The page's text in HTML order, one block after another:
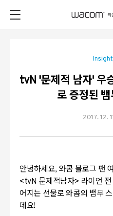
tvN '문제적 남자' 우
로 증정된
2017. 12.
안녕하세요, 와콤 블로그 팬
<tvN 문제적남자> 라이언
어지는 선물로 와콤의 뱀부
데요!